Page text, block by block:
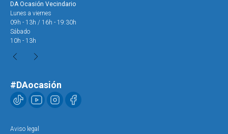
DA Ocasión Vecindario
Lunes a viernes
09h - 13h / 16h - 19:30h
Sábado
10h - 13h
#DAocasión
Aviso legal